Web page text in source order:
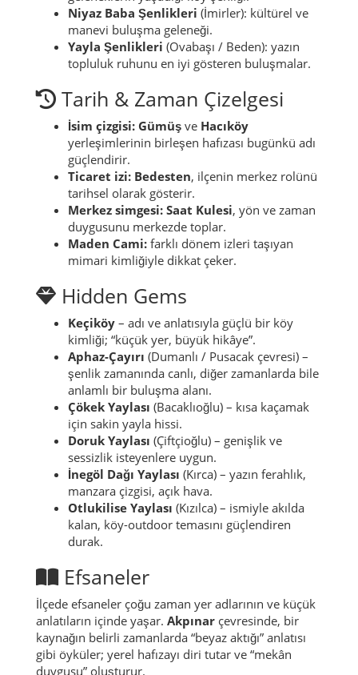
Kabaoğuz Şenlikleri(Dumanlı / Pusacak
çevresi): yayla-şenlik kültürü ve köy
buluşmaları.
Ali Pircivan Şenlikleri(Sarayözü): yerel
Niyaz Baba Şenlikleri (İmirler): kültürel ve
manevi buluşma geleneği.
Yayla Şenlikleri(Ovabaşı / Beden): yazın
topluluk ruhunu en iyi gösteren buluşmalar.
Tarih & Zaman Çizelgesi
İsim çizgisi: GümüşveHacıköy
yerleşimlerinin birleşen hafızası bugünkü adı
güçlendirir.
Ticaret izi: Bedesten, ilçenin merkez rolünü
Merkez simgesi: Saat Kulesi
Maden Cami: farklı dönem izleri taşıyan
mimari kimliğiyle dikkat çeker.
Hidden Gems
Keçiköy– adı ve anlatısıyla güçlü bir köy
kimliği; “küçük yer, büyük hikâye”.
Aphaz-Çayırı(Dumanlı / Pusacak çevresi) –
şenlik zamanında canlı, diğer zamanlarda bile
anlamlı bir buluşma alanı.
Çökek Yaylası(Bacaklıoğlu) – kısa kaçamak
için sakin yayla hissi.
Doruk Yaylası(Çiftçioğlu) – genişlik ve
sessizlik isteyenlere uygun.
manzara çizgisi, açık hava.
kalan, köy-outdoor temasını güçlendiren
durak.
Efsaneler